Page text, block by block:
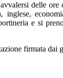
delle ore
inglese,
e si
firmata dai